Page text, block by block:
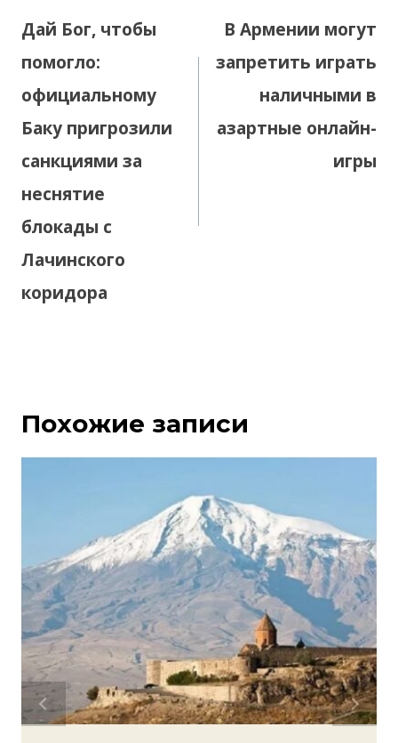
записям
Дай Бог, чтобы
помогло:
официальному
Баку пригрозили
санкциями за
неснятие
блокады с
Лачинского
коридора
В Армении могут
запретить играть
наличными в
азартные онлайн-
игры
Похожие записи